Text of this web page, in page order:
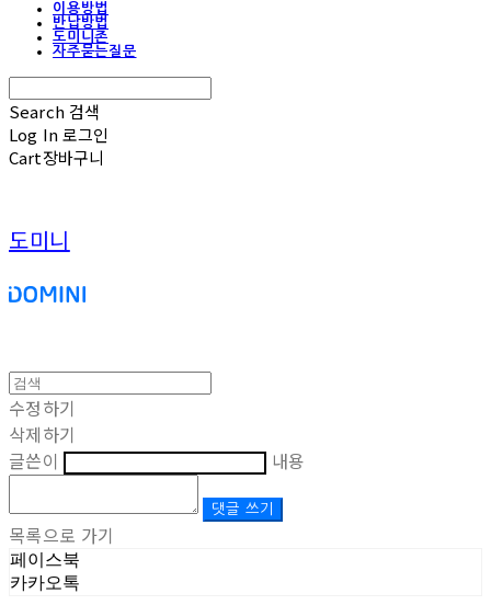
이용방법
반납방법
도미니존
자주묻는질문
Search 검색
Log In로그인
Cart장바구니
도미니
수정하기
삭제하기
글쓴이
내용
댓글 쓰기
목록으로 가기
페이스북
카카오톡